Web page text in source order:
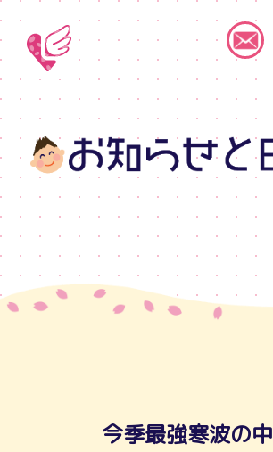
今季最強寒波の中